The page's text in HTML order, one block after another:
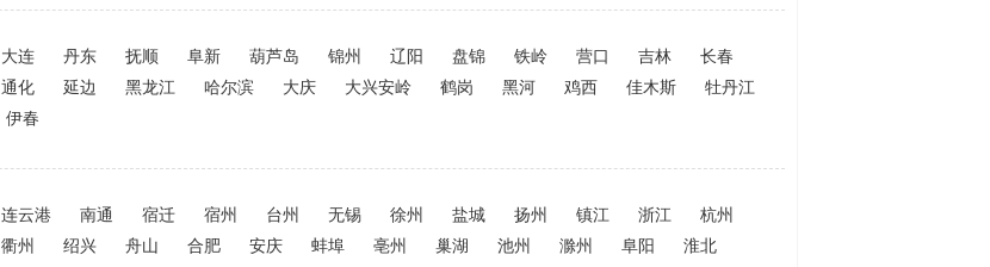
大连 丹东 抚顺 阜新 葫芦岛 锦州 辽阳 盘锦 铁岭 营口 吉林
长春
通化 延边 黑龙江 哈尔滨 大庆 大兴安岭 鹤岗 黑河 鸡西 佳木斯
牡丹江
伊春
连云港 南通 宿迁 宿州 台州 无锡 徐州 盐城 扬州 镇江 浙江
杭州
衢州 绍兴 舟山 合肥 安庆 蚌埠 亳州 巢湖 池州 滁州 阜阳
淮北